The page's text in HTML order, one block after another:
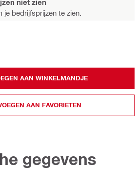
je bedrijfsprijzen te zien.
AAN WINKELMANDJE
AAN FAVORIETEN
gegevens